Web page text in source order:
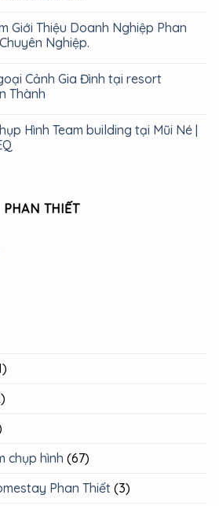
Giới Thiệu Doanh Nghiệp Phan
Nghiệp.
Cảnh Gia Đình tại resort
Thành
Hình Team building tại Mũi Né |
THIẾT
chụp hình (67)
Phan Thiết (3)